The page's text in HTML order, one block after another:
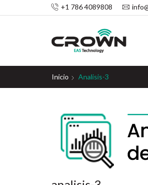
+1 786 4089808
Inicio Analisis-3